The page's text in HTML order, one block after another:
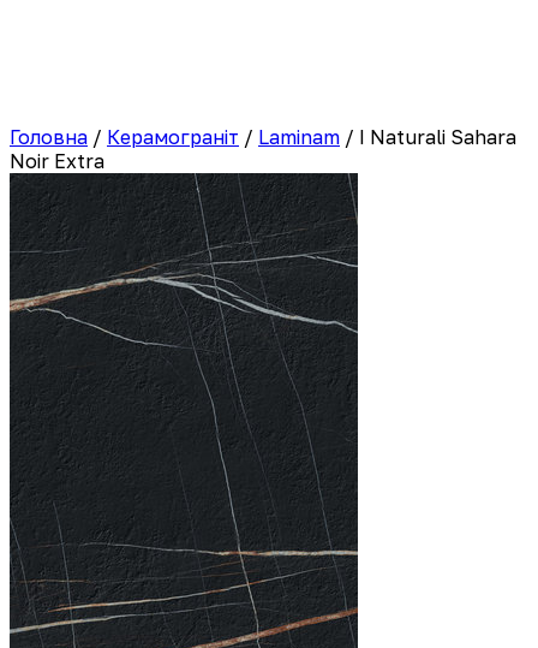
Головна / Керамограніт / Laminam / I Naturali Sahara
Noir Extra